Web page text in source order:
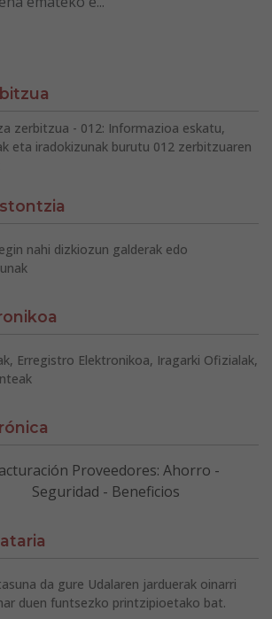
zerbitzua - 012: Informazioa eskatu,
eta iradokizunak burutu 012 zerbitzuaren
nahi dizkiozun galderak edo
Erregistro Elektronikoa, Iragarki Ofizialak,
Proveedores: Ahorro -
Seguridad - Beneficios
da gure Udalaren jarduerak oinarri
duen funtsezko printzipioetako bat.